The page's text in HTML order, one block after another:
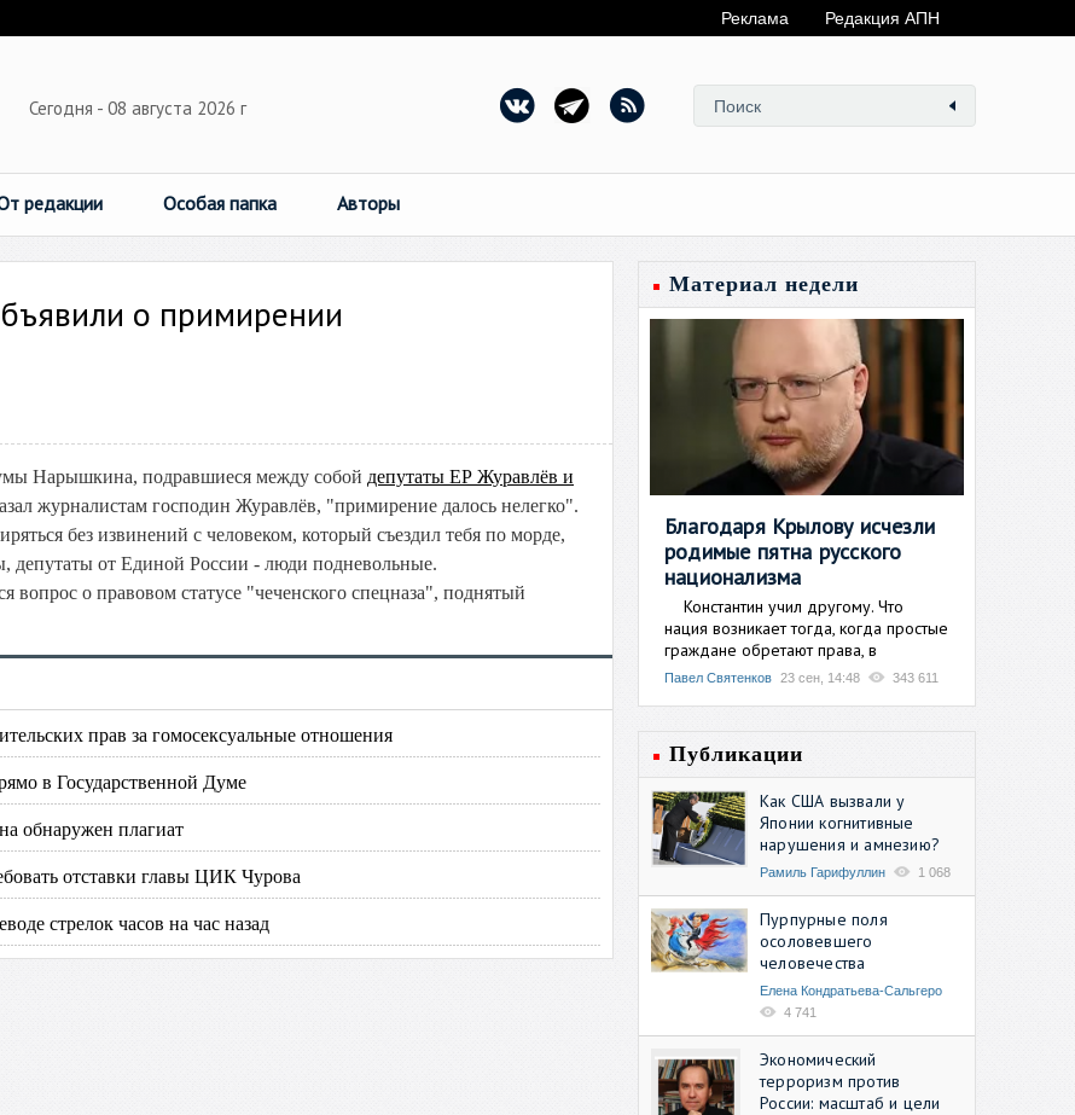
Реклама Редакция АПН
Сегодня - 08 августа 2026 г
редакции Особая папка Авторы
о примирении
Нарышкина, подравшиеся между собой депутаты ЕР Журавлёв и
журналистам господин Журавлёв, "примирение далось нелегко".
без извинений с человеком, который съездил тебя по морде,
депутаты от Единой России - люди подневольные.
вопрос о правовом статусе "чеченского спецназа", поднятый
прав за гомосексуальные отношения
в Государственной Думе
обнаружен плагиат
отставки главы ЦИК Чурова
стрелок часов на час назад
Материал недели
Благодаря Крылову исчезли
родимые пятна русского
национализма
Константин учил другому. Что
нация возникает тогда, когда простые
граждане обретают права, в
Павел Святенков 23 сен, 14:48 343 611
Публикации
Как США вызвали у
Японии когнитивные
нарушения и амнезию?
Рамиль Гарифуллин 1 068
Пурпурные поля
осоловевшего
человечества
Елена Кондратьева-Сальгеро
4 741
Экономический
терроризм против
России: масштаб и цели